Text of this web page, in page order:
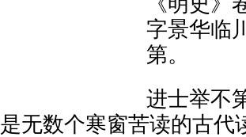
字景华临
第。
进士举不
无数个寒窗苦读的古代